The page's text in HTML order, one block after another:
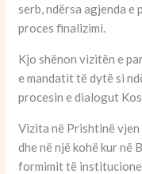
serb, ndërsa agjenda e
proces finalizimi.
Kjo shënon vizitën e
e mandatit të dytë si
procesin e dialogut
Vizita në Prishtinë vjen
dhe në një kohë kur në
formimit të